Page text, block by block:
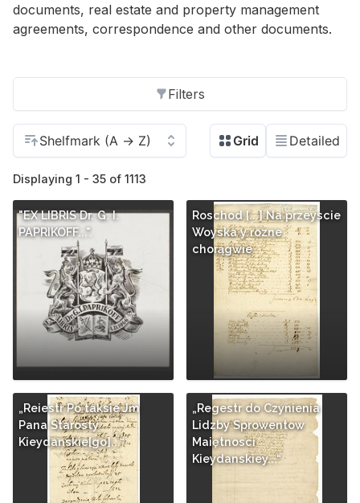
doc­u­ments, real es­tate and prop­erty man­age­ment
agree­ments, cor­re­spon­dence and other doc­u­ments.
Filters
Displaying 1 - 35 of 1113
"EX LIBRIS Dr. G. I.
PAPRIKOFF...".
Roschod [...] Na przeyscie
Woyska y rozne
chorągwie
„Reiestr Po taksie Jm
Pana Starosty
Kieydanskie[go]...“
„Regestr do Czynienia
Lidzby Sprowentow
Maiętnosci
Kieydanskiey...“